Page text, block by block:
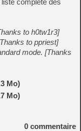
complète des
to h0tw1r3]
to ppriest]
mode. [Thanks
Mo)
Mo)
0 commentaire